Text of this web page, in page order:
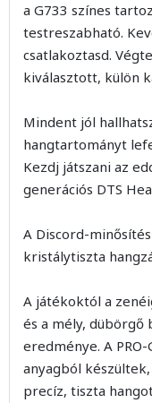
a G733 színes
testreszabható.
csatlakoztasd.
kiválasztott, külön
Mindent jól
hangtartományt
Kezdj játszani az
generációs DTS
A Discord-
kristálytiszta
A játékoktól a
és a mély, dübörgő
eredménye. A
anyagból
precíz, tiszta